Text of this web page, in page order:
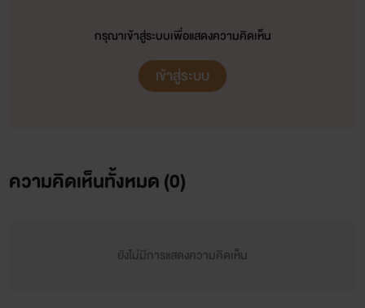
กรุณาเข้าสู่ระบบเพื่อแสดงความคิดเห็น
เข้าสู่ระบบ
ความคิดเห็นทั้งหมด (0)
ยังไม่มีการแสดงความคิดเห็น